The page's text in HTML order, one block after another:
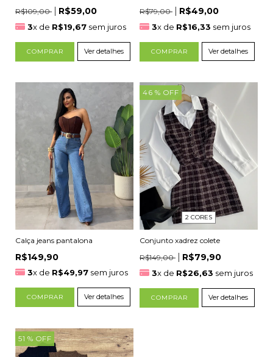
R$109,00
R$59,00
3x de R$19,67 sem juros
COMPRAR Ver detalhes
R$79,00
R$49,00
3x de R$16,33 sem juros
COMPRAR Ver detalhes
Calça jeans pantalona
R$149,90
3x de R$49,97 sem juros
COMPRAR Ver detalhes
46 % OFF
2 CORES
Conjunto xadrez colete
R$149,00
R$79,90
3x de R$26,63 sem juros
COMPRAR Ver detalhes
51 % OFF